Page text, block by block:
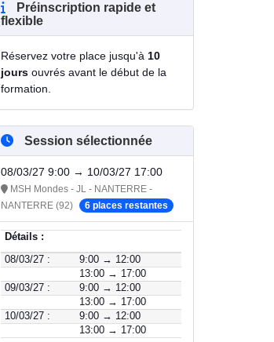
Préinscription rapide et
flexible
Réservez votre place jusqu'à 10
joursouvrés avant le début de la
formation.
Session sélectionnée
08/03/27 9:00 → 10/03/27 17:00
MSH Mondes - JL - NANTERRE -
NANTERRE (92)
6 places restantes
Détails :
08/03/27 :
9:00 → 12:00
13:00 → 17:00
09/03/27 :
9:00 → 12:00
13:00 → 17:00
10/03/27 :
9:00 → 12:00
13:00 → 17:00